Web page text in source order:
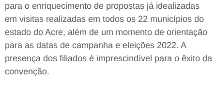
para o enriquecimento de propostas já idealizadas
em visitas realizadas em todos os 22 municípios do
estado do Acre, além de um momento de orientação
para as datas de campanha e eleições 2022. A
presença dos filiados é imprescindível para o êxito da
convenção.